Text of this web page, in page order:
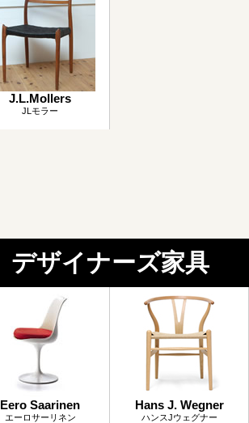
J.L.Mollers
JLモラー
デザイナーズ家具
Eero Saarinen
エーロサーリネン
Hans J. Wegner
ハンスJウェグナー